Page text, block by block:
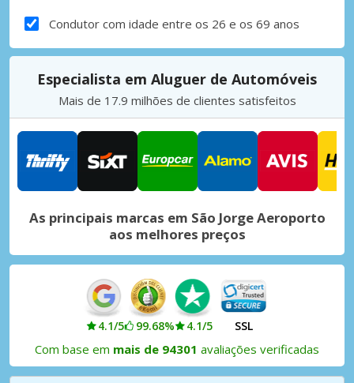
Condutor com idade entre os 26 e os 69 anos
Especialista em Aluguer de Automóveis
Mais de 17.9 milhões de clientes satisfeitos
As principais marcas em São Jorge Aeroporto
aos melhores preços
4.1/5 99.68% 4.1/5 SSL
Com base em mais de 94301 avaliações verificadas